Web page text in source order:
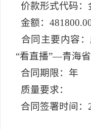
价款形式代码：
金额：
合同主要内容
“看直播”—青海
合同期限：年
质量要求：
合同签署时间：